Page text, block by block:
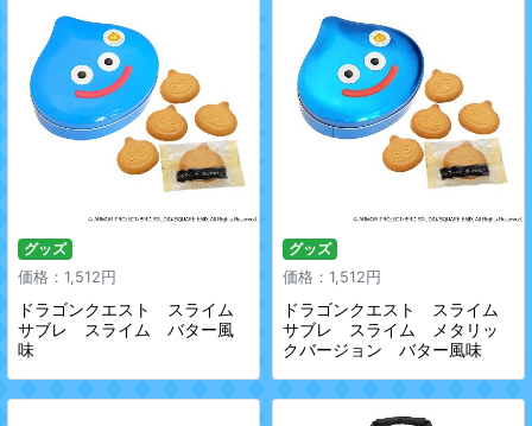
グッズ
価格：1,512円
ドラゴンクエスト スライム
サブレ スライム バター風
味
グッズ
価格：1,512円
ドラゴンクエスト スライム
サブレ スライム メタリッ
クバージョン バター風味